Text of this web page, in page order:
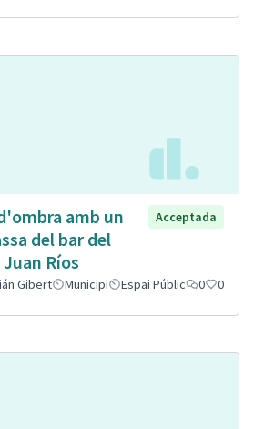
amb un
del bar del
Ríos
Acceptada
Gibert Municipi Espai Públic 0 0